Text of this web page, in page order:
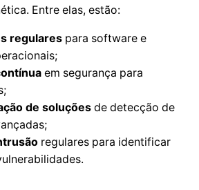
Entre elas, estão:
regulares para software e
em segurança para
de soluções de detecção de
regulares para identificar